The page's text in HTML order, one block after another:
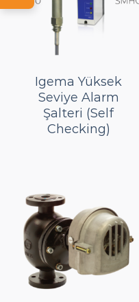
Igema Yüksek
Seviye Alarm
Şalteri (Self
Checking)